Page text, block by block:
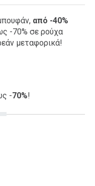
από -40%
-70% σε ρούχα
μεταφορικά!
-70%!